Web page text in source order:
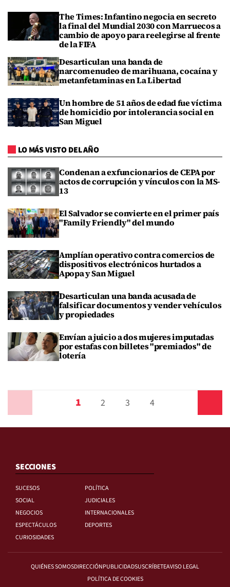
The Times: Infantino negocia en secreto
la final del Mundial 2030 con Marruecos a
cambio de apoyo para reelegirse al frente
de la FIFA
Desarticulan una banda de
narcomenudeo de marihuana, cocaína y
metanfetaminas en La Libertad
Un hombre de 51 años de edad fue víctima
de homicidio por intolerancia social en
San Miguel
LO MÁS VISTO DEL AÑO
Condenan a exfuncionarios de CEPA por
actos de corrupción y vínculos con la MS-
13
El Salvador se convierte en el primer país
"Family Friendly" del mundo
Amplían operativo contra comercios de
dispositivos electrónicos hurtados a
Apopa y San Miguel
Desarticulan una banda acusada de
falsificar documentos y vender vehículos
y propiedades
Envían a juicio a dos mujeres imputadas
por estafas con billetes "premiados" de
lotería
1 2 3 4
SECCIONES
SUCESOS
POLÍTICA
SOCIAL
JUDICIALES
NEGOCIOS
INTERNACIONALES
ESPECTÁCULOS
DEPORTES
CURIOSIDADES
QUIÉNES SOMOSDIRECCIÓNPUBLICIDADSUSCRÍBETEAVISO LEGAL
POLÍTICA DE COOKIES